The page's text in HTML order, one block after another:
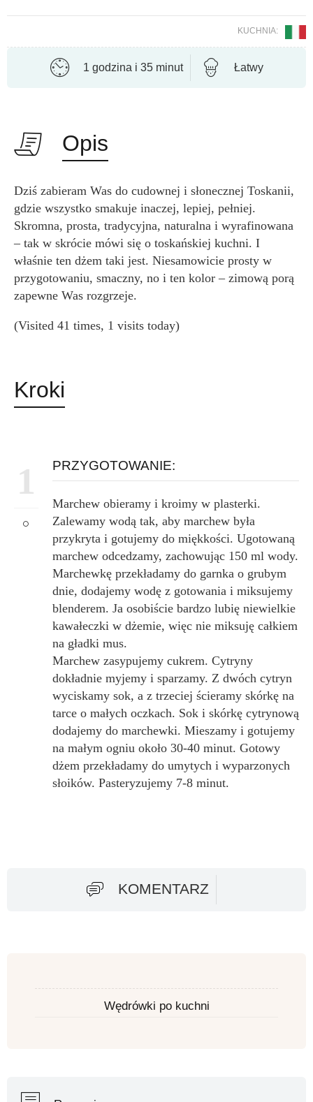
KUCHNIA:
1 godzina i 35 minut Łatwy
Opis
Dziś zabieram Was do cudownej i słonecznej Toskanii,
gdzie wszystko smakuje inaczej, lepiej, pełniej.
Skromna, prosta, tradycyjna, naturalna i wyrafinowana
– tak w skrócie mówi się o toskańskiej kuchni. I
właśnie ten dżem taki jest. Niesamowicie prosty w
przygotowaniu, smaczny, no i ten kolor – zimową porą
zapewne Was rozgrzeje.
(Visited 41 times, 1 visits today)
Kroki
1 PRZYGOTOWANIE:
Marchew obieramy i kroimy w plasterki.
Zalewamy wodą tak, aby marchew była
przykryta i gotujemy do miękkości. Ugotowaną
marchew odcedzamy, zachowując 150 ml wody.
Marchewkę przekładamy do garnka o grubym
dnie, dodajemy wodę z gotowania i miksujemy
blenderem. Ja osobiście bardzo lubię niewielkie
kawałeczki w dżemie, więc nie miksuję całkiem
na gładki mus.
Marchew zasypujemy cukrem. Cytryny
dokładnie myjemy i sparzamy. Z dwóch cytryn
wyciskamy sok, a z trzeciej ścieramy skórkę na
tarce o małych oczkach. Sok i skórkę cytrynową
dodajemy do marchewki. Mieszamy i gotujemy
na małym ogniu około 30-40 minut. Gotowy
dżem przekładamy do umytych i wyparzonych
słoików. Pasteryzujemy 7-8 minut.
KOMENTARZ
Wędrówki po kuchni